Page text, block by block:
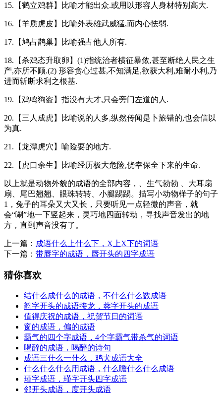
15.【鹤立鸡群】比喻才能出众.或用以形容人身材特别高大.
16.【羊质虎皮】比喻外表雄武威猛,而内心怯弱.
17.【鸠占鹊巢】比喻强占他人所有.
18.【杀鸡态升取卵】(1)指统治者横征暴敛,甚至断绝人民之生
产,亦所不顾.(2) 形容贪心过甚,不知满足,欲获大利,难耐小利,乃
进而斩断求利之根基.
19.【鸡鸣狗盗】指没有大才,只会旁门左道的人.
20.【三人成虎】比喻说的人多,纵然传闻是卜旅错的,也会信以
为真.
21.【龙潭虎穴】喻险要的地方.
22.【虎口余生】比喻经历极大危险,侥幸保全下来的生命.
以上就是动物外貌的成语的全部内容，、生气勃勃 、大耳扇
扇、尾巴翘翘、眼珠转转、小腿踢踢。描写小动物样子的句子
1，兔子的耳朵又大又长，只要听见一点轻微的声音，就
会“唰”地一下竖起来，灵巧地四面转动，寻找声音发出的地
方，直到声音没有了。
上一篇： 成语什么上什么下，X上X下的词语
下一篇： 带唇字的成语，唇开头的四字成语
猜你喜欢
结什么成什么的成语，不什么什么数成语
韵字开头的成语接龙，蓉字开头的成语
值得庆祝的成语，祝贺节日的词语
窗的成语，偏的成语
霸气的四个字成语，4个字霸气带杀气的词语
喝醉的成语，喝醉的诗句
成语三什么一什么，鸡犬成语大全
什么什么什么用成语，什么瞻什么什么成语
瑾字成语，瑾字开头四字成语
邻开头成语，度开头成语